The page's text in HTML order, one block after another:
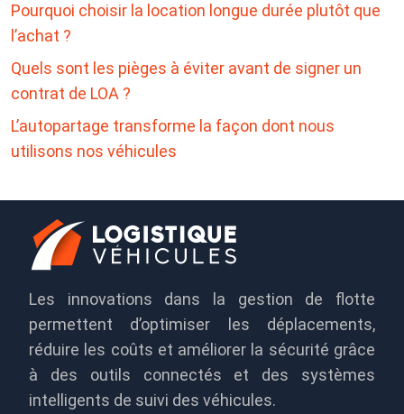
Pourquoi choisir la location longue durée plutôt que
l’achat ?
Quels sont les pièges à éviter avant de signer un
contrat de LOA ?
L’autopartage transforme la façon dont nous
utilisons nos véhicules
Les innovations dans la gestion de flotte
permettent d’optimiser les déplacements,
réduire les coûts et améliorer la sécurité grâce
à des outils connectés et des systèmes
intelligents de suivi des véhicules.